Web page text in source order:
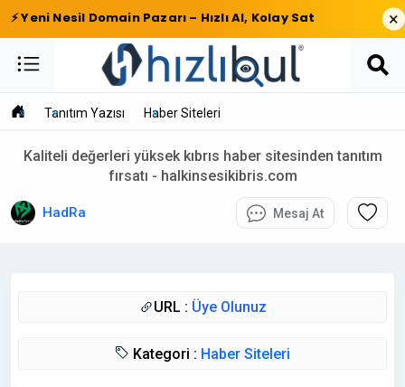
⚡ Yeni Nesil Domain Pazarı – Hızlı Al, Kolay Sat ×
Tanıtım Yazısı Haber Siteleri
Kaliteli değerleri yüksek kıbrıs haber sitesinden tanıtım
fırsatı - halkinsesikibris.com
HadRa Mesaj At
URL : Üye Olunuz
Kategori : Haber Siteleri